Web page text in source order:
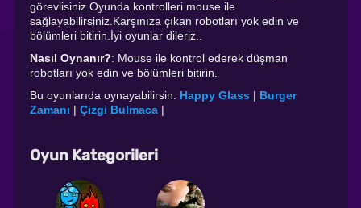
görevlisiniz.Oyunda kontrolleri mouse ile
sağlayabilirsiniz.Karşınıza çıkan robotları yok edin ve
bölümleri bitirin.İyi oyunlar dileriz..
Nasıl Oynanır?: Mouse ile kontrol ederek düşman
robotları yok edin ve bölümleri bitirin.
Bu oyunlarıda oynayabilirsin: Happy Glass | Burger
Zamanı | Çizgi Bulmaca |
Oyun Kategorileri